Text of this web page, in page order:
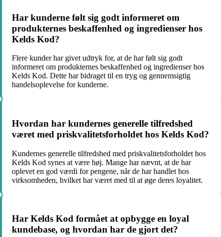
Har kunderne følt sig godt informeret om
produkternes beskaffenhed og ingredienser hos
Kelds Kod?
Flere kunder har givet udtryk for, at de har følt sig godt
informeret om produkternes beskaffenhed og ingredienser hos
Kelds Kod. Dette har bidraget til en tryg og gennemsigtig
handelsoplevelse for kunderne.
Hvordan har kundernes generelle tilfredshed
været med priskvalitetsforholdet hos Kelds Kod?
Kundernes generelle tilfredshed med priskvalitetsforholdet hos
Kelds Kod synes at være høj. Mange har nævnt, at de har
oplevet en god værdi for pengene, når de har handlet hos
virksomheden, hvilket har været med til at øge deres loyalitet.
Har Kelds Kod formået at opbygge en loyal
kundebase, og hvordan har de gjort det?